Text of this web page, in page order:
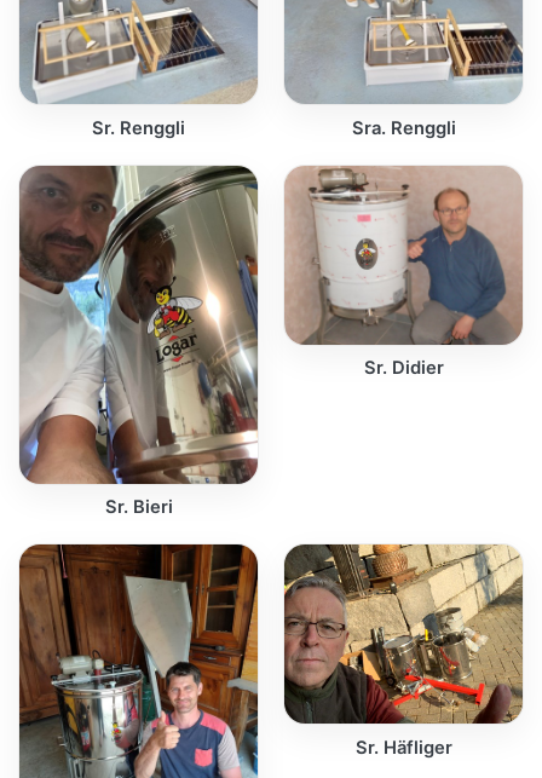
Sr. Renggli Sra. Renggli
Sr. Bieri
Sr. Didier
Sr. Häfliger